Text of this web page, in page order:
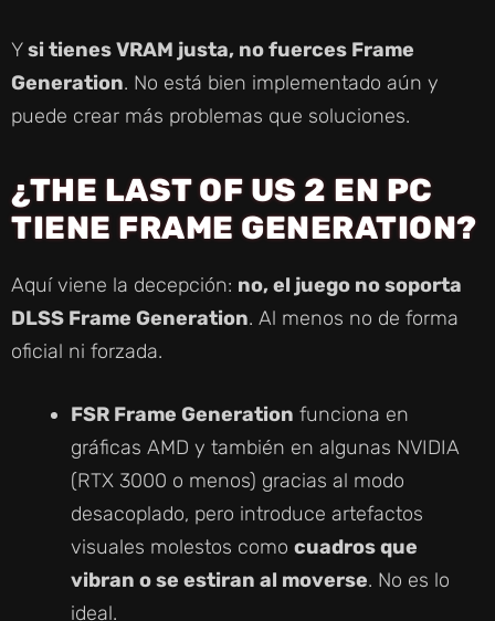
Ysi tienes VRAM justa, no fuerces Frame
Generation. No está bien implementado aún y
puede crear más problemas que soluciones.
¿THE LAST OF US 2 EN PC
TIENE FRAME GENERATION?
Aquí viene la decepción: no, el juego no soporta
DLSS Frame Generation. Al menos no de forma
oficial ni forzada.
FSR Frame Generation funciona en
gráficas AMD y también en algunas NVIDIA
(RTX 3000 o menos) gracias al modo
desacoplado, pero introduce artefactos
visuales molestos como cuadros que
vibran o se estiran al moverse. No es lo
ideal.